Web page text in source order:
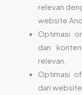
relevan
website
Optimasi
dan
relevan.
Optimasi
dari